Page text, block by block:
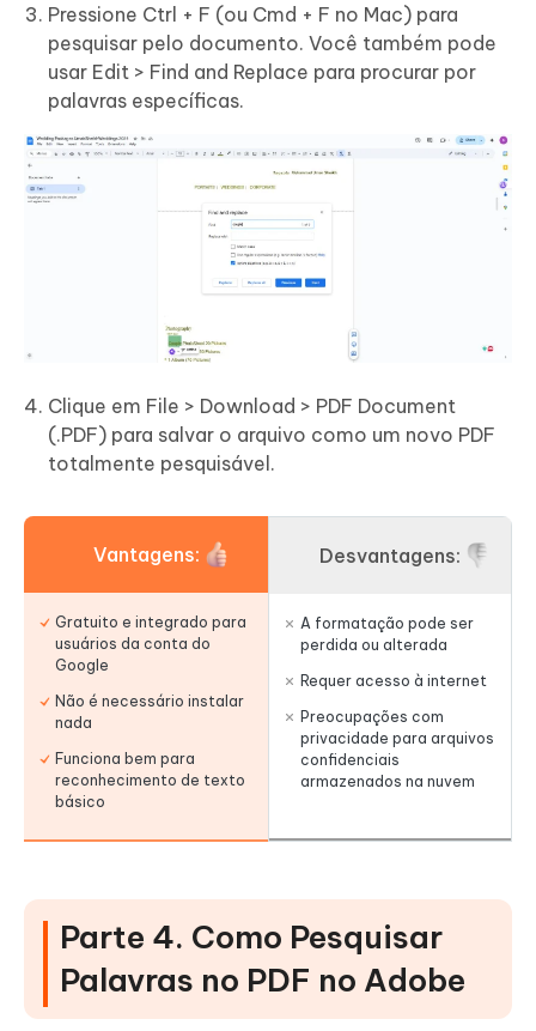
Pressione Ctrl + F (ou Cmd + F no Mac) para
pesquisar pelo documento. Você também pode
usar Edit > Find and Replace para procurar por
palavras específicas.
Clique em File > Download > PDF Document
(.PDF) para salvar o arquivo como um novo PDF
totalmente pesquisável.
Vantagens:
Gratuito e integrado para
usuários da conta do
Google
Não é necessário instalar
nada
Funciona bem para
reconhecimento de texto
básico
Desvantagens:
A formatação pode ser
perdida ou alterada
Requer acesso à internet
Preocupações com
privacidade para arquivos
confidenciais
armazenados na nuvem
Parte 4. Como Pesquisar
Palavras no PDF no Adobe